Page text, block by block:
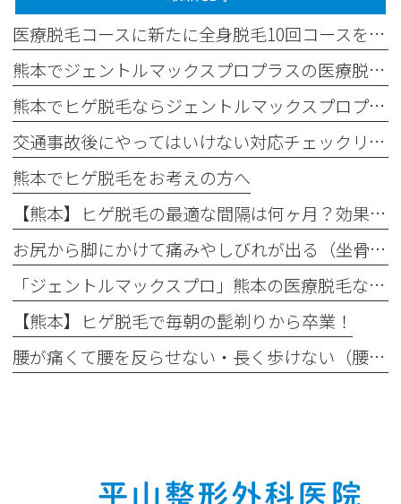
医療脱毛コースに新たに全身脱毛10回コースを追加しました✨
熊本でジェントルマックスプロプラスの医療脱毛なら平山整形外科医院
熊本でヒゲ脱毛ならジェントルマックスプロプラス導入の平山整形外科医院へ
交通事故後にやってはいけない対応チェックリスト
熊本でヒゲ脱毛をお考えの方へ
【熊本】ヒゲ脱毛の最適な間隔は何ヶ月？効果が出る理想の回数と頻度
お尻から脚にかけて痛みやしびれが出る（坐骨神経痛）
「ジェントルマックスプロ」熊本の医療脱毛なら｜最新モデル「ジェントルマックスプロプラス」がおすすめ！
【熊本】ヒゲ脱毛で毎朝の髭剃りから卒業！
腰が痛くて腰を反らせない・長く歩けない（腰部脊柱管狭窄症）